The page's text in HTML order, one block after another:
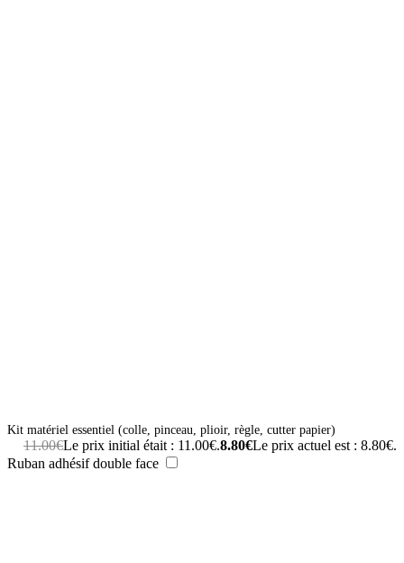
Kit matériel essentiel (colle, pinceau, plioir, règle, cutter papier)
11.00€Le prix initial était : 11.00€.8.80€Le prix actuel est : 8.80€.
Ruban adhésif double face